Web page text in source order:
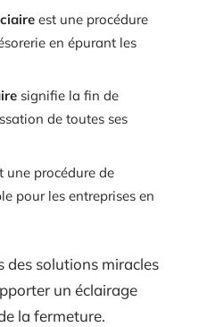
est une procédure
en épurant les
signifie la fin de
de toutes ses
une procédure de
pour les entreprises en
des solutions miracles
un éclairage
la fermeture.